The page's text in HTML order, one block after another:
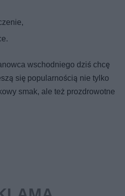
wschodniego dziś chcę
się popularnością nie tylko
smak, ale też prozdrowotne